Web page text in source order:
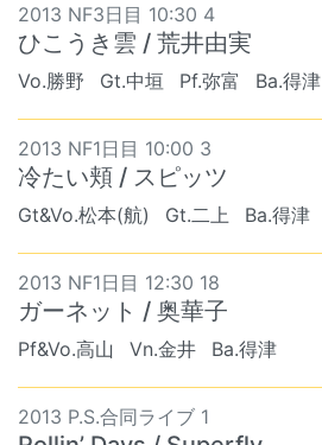
2013 NF3日目 10:30 4
ひこうき雲 / 荒井由実
Vo.勝野 Gt.中垣 Pf.弥富 Ba.得津
2013 NF1日目 10:00 3
冷たい頬 / スピッツ
Gt&Vo.松本(航) Gt.二上 Ba.得津
2013 NF1日目 12:30 18
ガーネット / 奥華子
Pf&Vo.高山 Vn.金井 Ba.得津
2013 P.S.合同ライブ 1